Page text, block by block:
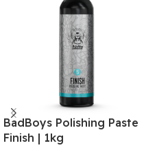
BadBoys Polishing Paste
Finish | 1kg